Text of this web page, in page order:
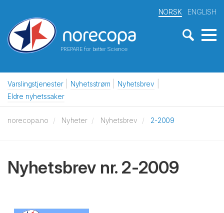
PREPARE for better Science
NORSK ENGLISH
Varslingstjenester Nyhetsstrøm
Nyhetsbrev
Eldre nyhetssaker
norecopa.no Nyheter Nyhetsbrev 2-2009
Nyhetsbrev nr. 2-2009